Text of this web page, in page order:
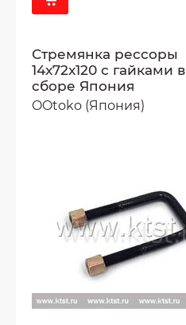
Стремянка рессоры
14x72x120 с гайками в
сборе Япония
OOtoko (Япония)